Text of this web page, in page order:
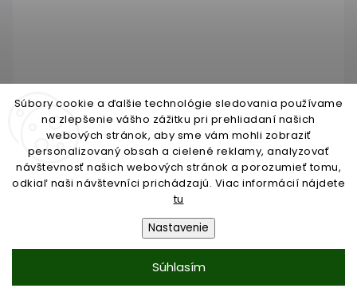
Súbory cookie a ďalšie technológie sledovania používame
na zlepšenie vášho zážitku pri prehliadaní našich
webových stránok, aby sme vám mohli zobraziť
personalizovaný obsah a cielené reklamy, analyzovať
návštevnosť našich webových stránok a porozumieť tomu,
odkiaľ naši návštevníci prichádzajú. Viac informácií nájdete
tu
Nastavenie
Súhlasím
madlo drevené (1750mm), materiál: buk,
brúsený povrch bez náteru, set: 3 ks úchyt,
Skladom do 3 dní
€103,43